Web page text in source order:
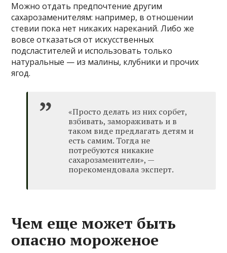
Можно отдать предпочтение другим
сахарозаменителям: например, в отношении
стевии пока нет никаких нареканий. Либо же
вовсе отказаться от искусственных
подсластителей и использовать только
натуральные — из малины, клубники и прочих
ягод.
«Просто делать из них сорбет,
взбивать, замораживать и в
таком виде предлагать детям и
есть самим. Тогда не
потребуются никакие
сахарозаменители», —
порекомендовала эксперт.
Чем еще может быть
опасно мороженое